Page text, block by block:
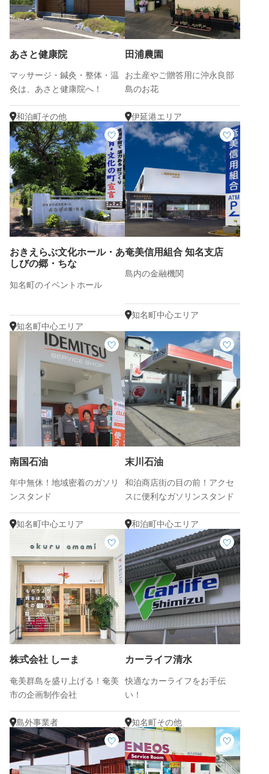
あさと健康院
マッサージ・鍼灸・整体・温
灸は、あさと健康院へ！
和泊町その他
田浦農園
お土産やご贈答用に沖永良部
島のお花
伊延港エリア
おきえらぶ文化ホール・あ
しびの郷・ちな
知名町のイベントホール
知名町中心エリア
奄美信用組合 知名支店
島内の金融機関
知名町中心エリア
南国石油
年中無休！地域密着のガソリ
ンスタンド
知名町中心エリア
末川石油
和泊商店街の目の前！アクセ
スに便利なガソリンスタンド
和泊町中心エリア
株式会社 しーま
奄美群島を盛り上げる！奄美
市の企画制作会社
島外事業者
カーライフ清水
快適なカーライフをお手伝
い！
知名町その他